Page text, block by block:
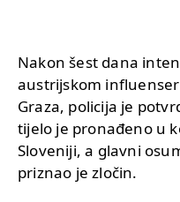
Nakon šest dana
austrijskom
Graza, policija je
tijelo je pronađeno u
Sloveniji, a glavni
priznao je zločin.